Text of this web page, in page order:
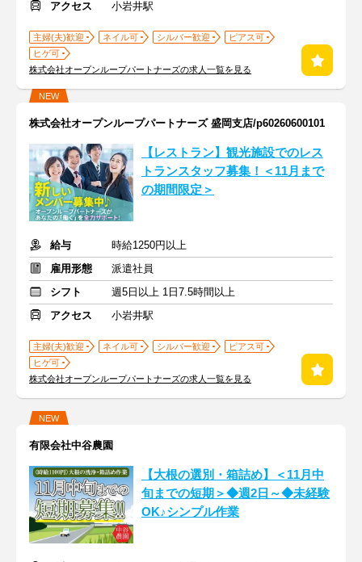
アクセス 小岩井駅
主婦(夫)歓迎 ネイル可 シルバー歓迎
ピアス可
ヒゲ可
株式会社オープンループパートナーズの求人一覧を見る
NEW
株式会社オープンループパートナーズ 盛岡支店/p60260600101
【レストラン】観光施設でのレス
トランスタッフ募集！＜11月まで
の期間限定＞
給与
時給1250円以上
雇用形態
派遣社員
シフト
週5日以上 1日7.5時間以上
アクセス
小岩井駅
主婦(夫)歓迎 ネイル可 シルバー歓迎
ピアス可
ヒゲ可
株式会社オープンループパートナーズの求人一覧を見る
NEW
有限会社中谷農園
【大根の選別・箱詰め】＜11月中
旬までの短期＞◆週2日～◆未経験
OK♪シンプル作業